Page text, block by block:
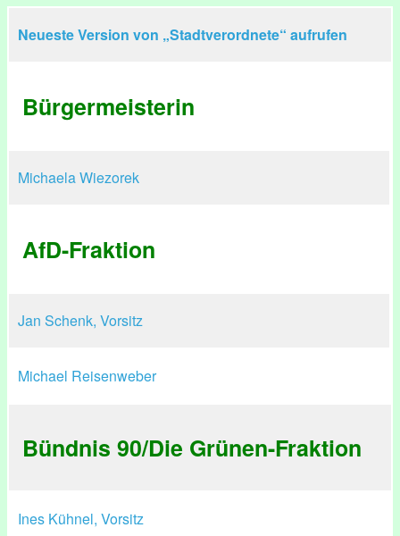
Neueste Version von „Stadtverordnete“ aufrufen
​Bürgermeisterin
Michaela Wiezorek
AfD-Fraktion
Jan Schenk, Vorsitz
Michael Reisenweber
Bündnis 90/Die Grünen-Fraktion
Ines Kühnel, Vorsitz